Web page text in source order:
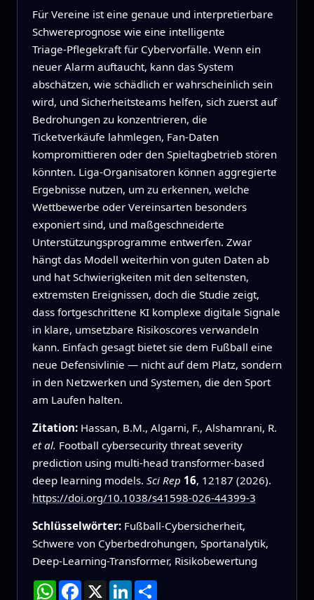
Für Vereine ist eine genaue und interpretierbare
Schwereprognose wie eine intelligente
Triage‑Pflegekraft für Cybervorfälle. Wenn ein
neuer Alarm auftaucht, kann das System
abschätzen, wie schädlich er wahrscheinlich sein
wird, und Sicherheitsteams helfen, sich zuerst auf
Bedrohungen zu konzentrieren, die
Ticketverkäufe lahmlegen, Fan‑Daten
kompromittieren oder den Spieltagbetrieb stören
könnten. Liga‑Organisatoren können aggregierte
Ergebnisse nutzen, um zu erkennen, welche
Wettbewerbe oder Vereinsarten besonders
exponiert sind, und maßgeschneiderte
Unterstützungsprogramme entwerfen. Zwar
hängt das Modell weiterhin von guten Daten ab
und hat Schwierigkeiten mit den seltensten,
extremsten Ereignissen, doch die Studie zeigt,
dass fortgeschrittene KI komplexe digitale Signale
in klare, umsetzbare Risikoscores verwandeln
kann. Einfach gesagt bietet sie dem Fußball eine
neue Defensivlinie — nicht auf dem Platz, sondern
in den Netzwerken und Systemen, die den Sport
am Laufen halten.
Zitation: Hassan, B.M., Algarni, F., Alshamrani, R.
et al. Football cybersecurity threat severity
prediction using multi-head transformer-based
deep learning models. Sci Rep 16, 12187 (2026).
https://doi.org/10.1038/s41598-026-44399-3
Schlüsselwörter: Fußball-Cybersicherheit,
Schwere von Cyberbedrohungen, Sportanalytik,
Deep-Learning-Transformer, Risikobewertung
WhatsApp
Facebook
X LinkedInTeilen